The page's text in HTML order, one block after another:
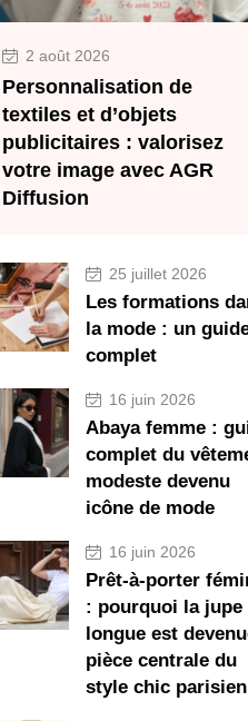
2 août 2026
Personnalisation de
textiles et d’objets
publicitaires : valorisez
votre image avec AGR
Diffusion
25 juillet 2026
Les formations
la mode : un
complet
16 juin 2026
Abaya femme :
complet du
modeste devenu
icône de mode
16 juin 2026
Prêt-à-porter
: pourquoi la jupe
longue est
pièce centrale du
style chic parisien